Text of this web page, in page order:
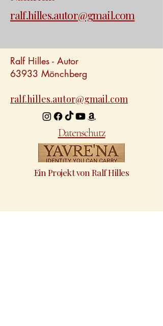
Ein ruhiger Ort für Herz und Seele
ralf.hilles.autor@gmail.com
Ralf Hilles - Autor
63933 Mönchberg
ralf.hilles.autor@gmail.com
Datenschutz
Ein Projekt von Ralf Hilles